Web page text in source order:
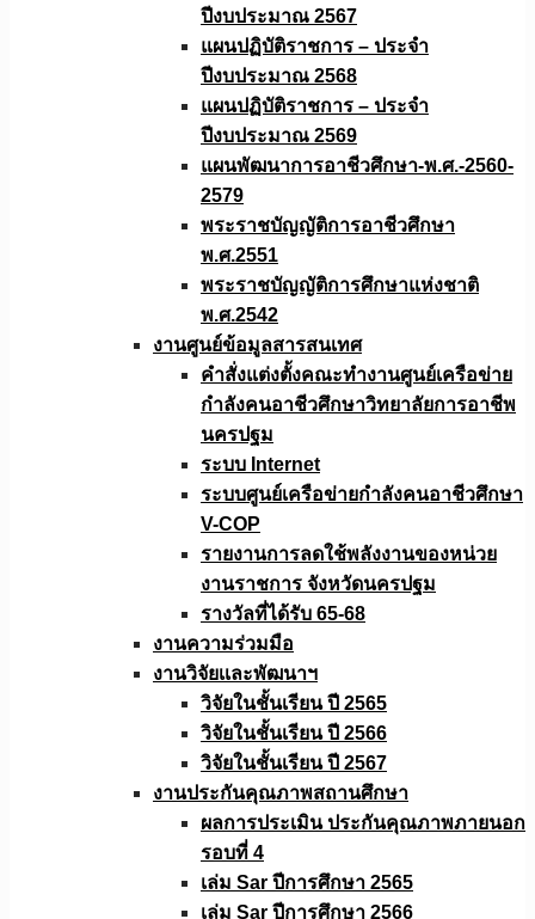
ปีงบประมาณ 2567
แผนปฏิบัติราชการ – ประจำ
ปีงบประมาณ 2568
แผนปฏิบัติราชการ – ประจำ
ปีงบประมาณ 2569
แผนพัฒนาการอาชีวศึกษา-พ.ศ.-2560-
2579
พระราชบัญญัติการอาชีวศึกษา
พ.ศ.2551
พระราชบัญญัติการศึกษาแห่งชาติ
พ.ศ.2542
งานศูนย์ข้อมูลสารสนเทศ
คำสั่งแต่งตั้งคณะทำงานศูนย์เครือข่าย
กำลังคนอาชีวศึกษาวิทยาลัยการอาชีพ
นครปฐม
ระบบ Internet
ระบบศูนย์เครือข่ายกำลังคนอาชีวศึกษา
V-COP
รายงานการลดใช้พลังงานของหน่วย
งานราชการ จังหวัดนครปฐม
รางวัลที่ได้รับ 65-68
งานความร่วมมือ
งานวิจัยเเละพัฒนาฯ
วิจัยในชั้นเรียน ปี 2565
วิจัยในชั้นเรียน ปี 2566
วิจัยในชั้นเรียน ปี 2567
งานประกันคุณภาพสถานศึกษา
ผลการประเมิน ประกันคุณภาพภายนอก
รอบที่ 4
เล่ม Sar ปีการศึกษา 2565
เล่ม Sar ปีการศึกษา 2566